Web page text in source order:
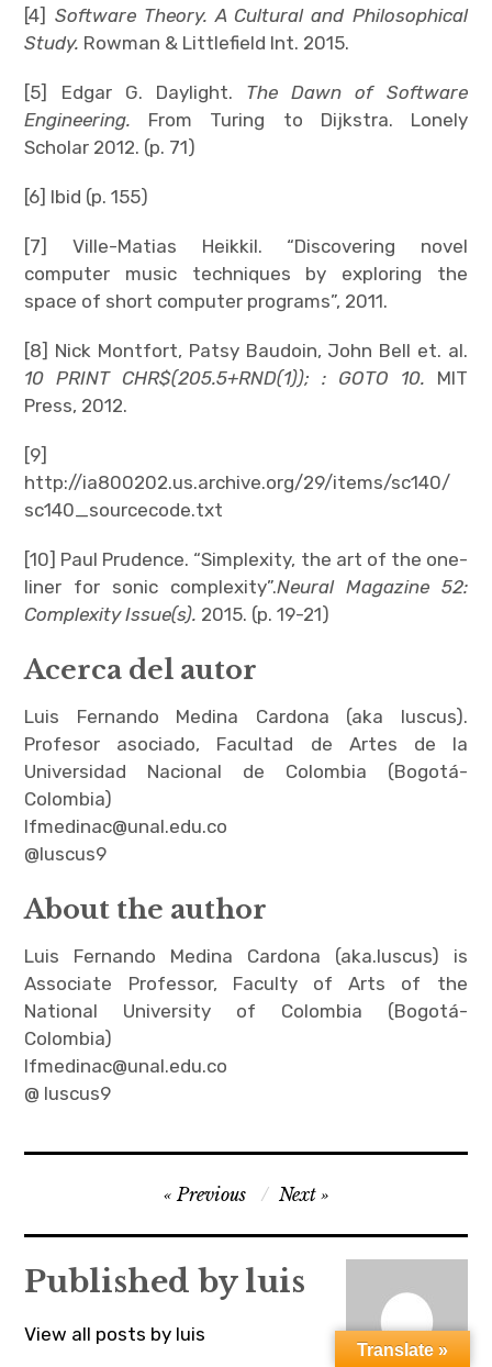
[4] Software Theory. A Cultural and Philosophical
Study. Rowman & Littlefield Int. 2015.
[5] Edgar G. Daylight. The Dawn of Software
Engineering. From Turing to Dijkstra. Lonely
Scholar 2012. (p. 71)
[6] Ibid (p. 155)
[7] Ville-Matias Heikkil. “Discovering novel
computer music techniques by exploring the
space of short computer programs”, 2011.
[8] Nick Montfort, Patsy Baudoin, John Bell et. al.
10 PRINT CHR$(205.5+RND(1)); : GOTO 10. MIT
Press, 2012.
[9]
http://ia800202.us.archive.org/29/items/sc140/
sc140_sourcecode.txt
[10] Paul Prudence. “Simplexity, the art of the one-
liner for sonic complexity”.Neural Magazine 52:
Complexity Issue(s). 2015. (p. 19-21)
Acerca del autor
Luis Fernando Medina Cardona (aka luscus).
Profesor asociado, Facultad de Artes de la
Universidad Nacional de Colombia (Bogotá-
Colombia)
lfmedinac@unal.edu.co
@luscus9
About the author
Luis Fernando Medina Cardona (aka.luscus) is
Associate Professor, Faculty of Arts of the
National University of Colombia (Bogotá-
Colombia)
lfmedinac@unal.edu.co
@ luscus9
navigation
Previous Next
Published by luis
View all posts by luis
Translate »